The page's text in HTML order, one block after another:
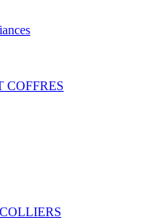
COFFRES